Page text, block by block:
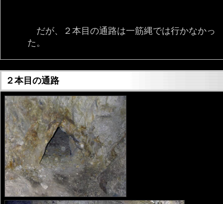
だが、２本目の通路は一筋縄では行かなかっ
た。
２本目の通路